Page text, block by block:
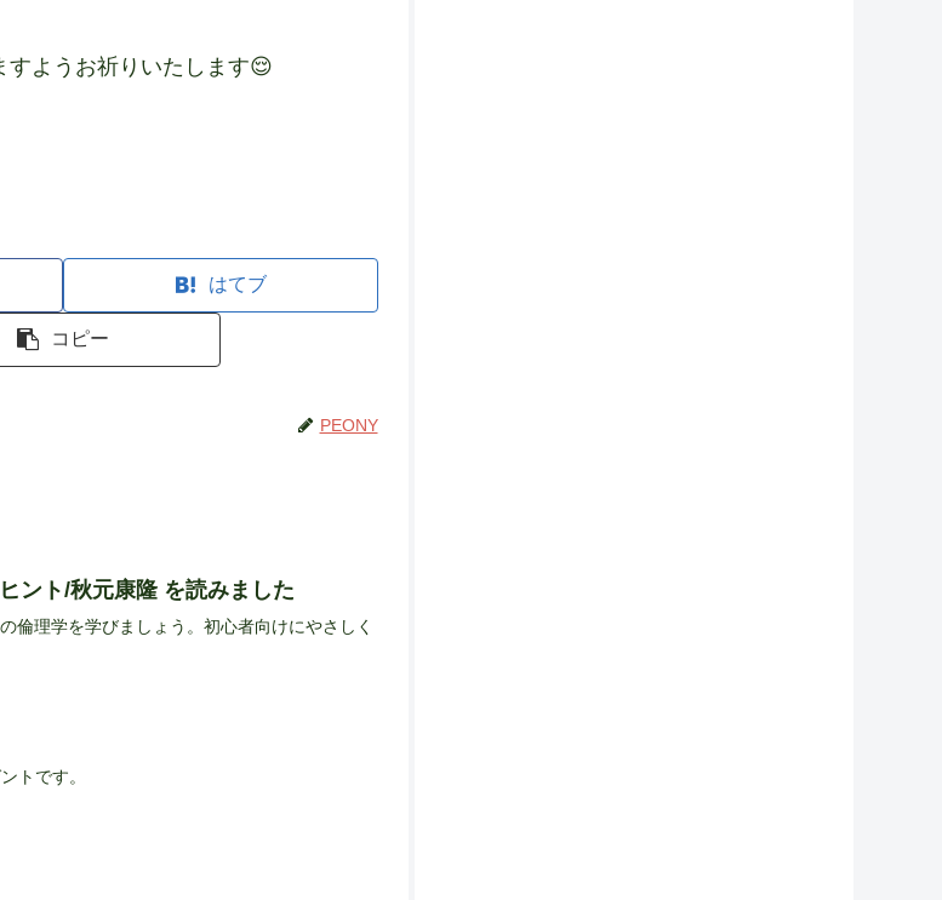
ようお祈りいたします😌
はてブ
コピー
PEONY
ント/秋元康隆 を読みました
倫理学を学びましょう。初心者向けにやさしく
トです。